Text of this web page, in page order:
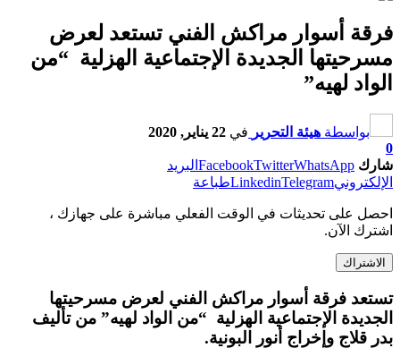
فرقة أسوار مراكش الفني تستعد لعرض
مسرحيتها الجديدة الإجتماعية الهزلية “من
الواد لهيه”
بواسطة هيئة التحرير في 22 يناير, 2020
0
شارك
FacebookTwitterWhatsApp
البريد
الإلكتروني
LinkedinTelegram طباعة
احصل على تحديثات في الوقت الفعلي مباشرة على جهازك ،
اشترك الآن.
الاشتراك
تستعد فرقة أسوار مراكش الفني لعرض مسرحيتها
الجديدة الإجتماعية الهزلية “من الواد لهيه” من تأليف
بدر قلاج وإخراج أنور البونية.